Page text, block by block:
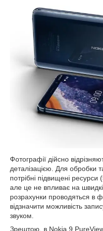
Фотографії дійсно
деталізацією. Для обробки
потрібні підвищені
але це не впливає на
розрахунки проводяться в
відзначити можливість
звуком.
Зрештою, в Nokia 9